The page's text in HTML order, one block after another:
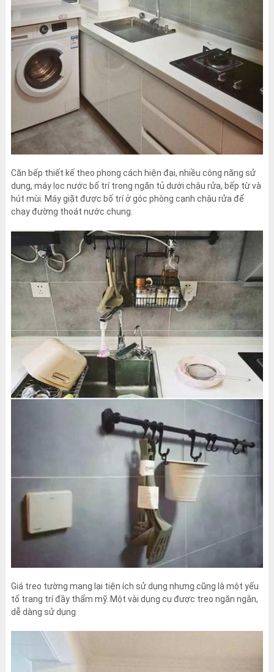
Căn bếp thiết kế theo phong cách hiện đại, nhiều công năng sử
dụng, máy lọc nước bố trí trong ngăn tủ dưới chậu rửa, bếp từ và
hút mùi. Máy giặt được bố trí ở góc phòng cạnh chậu rửa để
chạy đường thoát nước chung.
Giá treo tường mang lại tiện ích sử dụng nhưng cũng là một yếu
tố trang trí đầy thẩm mỹ. Một vài dụng cụ được treo ngăn ngắn,
dễ dàng sử dụng.